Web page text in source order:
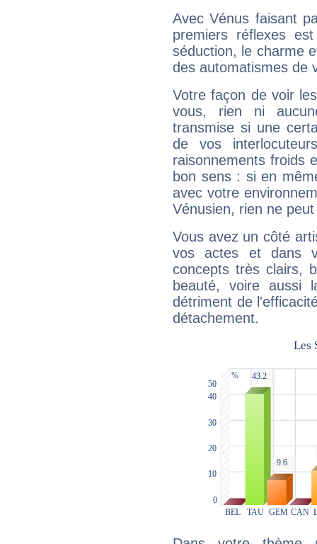
Avec Vénus faisant
premiers réflexes
séduction, le charme
des automatismes de
Votre façon de voir
vous, rien ni
transmise si une
de vos
raisonnements froids
bon sens : si en
avec votre
Vénusien, rien ne
Vous avez un côté
vos actes et dans
concepts très clairs,
beauté, voire aussi
détriment de
détachement.